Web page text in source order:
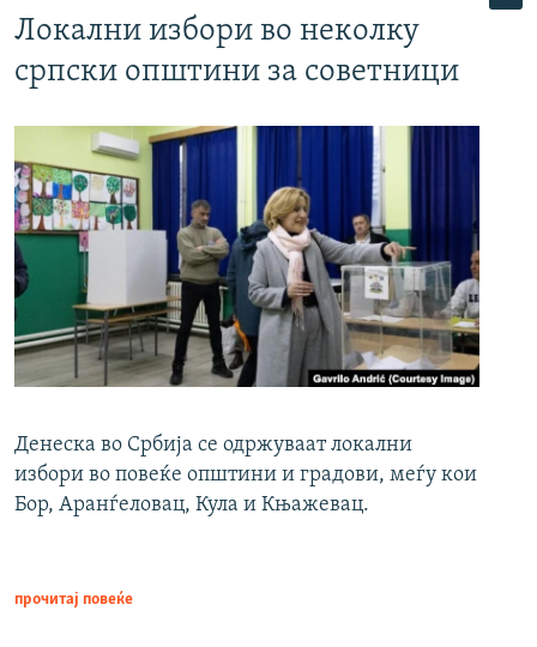
Локални избори во неколку
српски општини за советници
Денеска во Србија се одржуваат локални
избори во повеќе општини и градови, меѓу кои
Бор, Аранѓеловац, Кула и Књажевац.
прочитај повеќе